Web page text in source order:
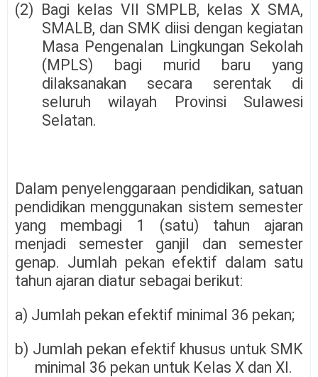
(2) Bagi kelas VII SMPLB, kelas X SMA,
SMALB, dan SMK diisi dengan kegiatan
Masa Pengenalan Lingkungan Sekolah
(MPLS) bagi murid baru yang
dilaksanakan secara serentak di
seluruh wilayah Provinsi Sulawesi
Selatan.
Dalam penyelenggaraan pendidikan, satuan
pendidikan menggunakan sistem semester
yang membagi 1 (satu) tahun ajaran
menjadi semester ganjil dan semester
genap. Jumlah pekan efektif dalam satu
tahun ajaran diatur sebagai berikut:
a) Jumlah pekan efektif minimal 36 pekan;
b) Jumlah pekan efektif khusus untuk SMK
minimal 36 pekan untuk Kelas X dan XI.